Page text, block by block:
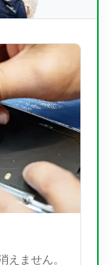
えません。